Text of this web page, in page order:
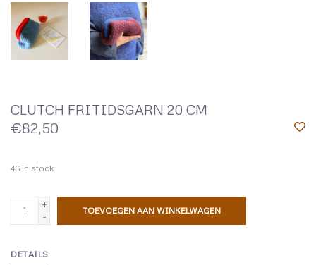
CLUTCH FRITIDSGARN 20 CM
€82,50
46 in stock
+
-
TOEVOEGEN AAN WINKELWAGEN
DETAILS